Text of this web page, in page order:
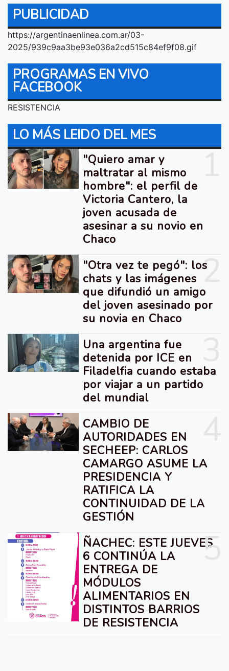
PUBLICIDAD
https://argentinaenlinea.com.ar/03-
2025/939c9aa3be93e036a2cd515c84ef9f08.gif
PROGRAMAS EN VIVO
FACEBOOK
RESISTENCIA
LO MÁS LEIDO DEL MES
"Quiero amar y
maltratar al mismo
hombre": el perfil de
Victoria Cantero, la
joven acusada de
asesinar a su novio en
Chaco
2
"Otra vez te pegó": los
chats y las imágenes
que difundió un amigo
del joven asesinado por
su novia en Chaco
Una argentina fue
detenida por ICE en
Filadelfia cuando estaba
por viajar a un partido
del mundial
CAMBIO DE
AUTORIDADES EN
SECHEEP: CARLOS
CAMARGO ASUME LA
PRESIDENCIA Y
RATIFICA LA
CONTINUIDAD DE LA
GESTIÓN
5
ÑACHEC: ESTE JUEVES
6 CONTINÚA LA
ENTREGA DE
MÓDULOS
ALIMENTARIOS EN
DISTINTOS BARRIOS
DE RESISTENCIA